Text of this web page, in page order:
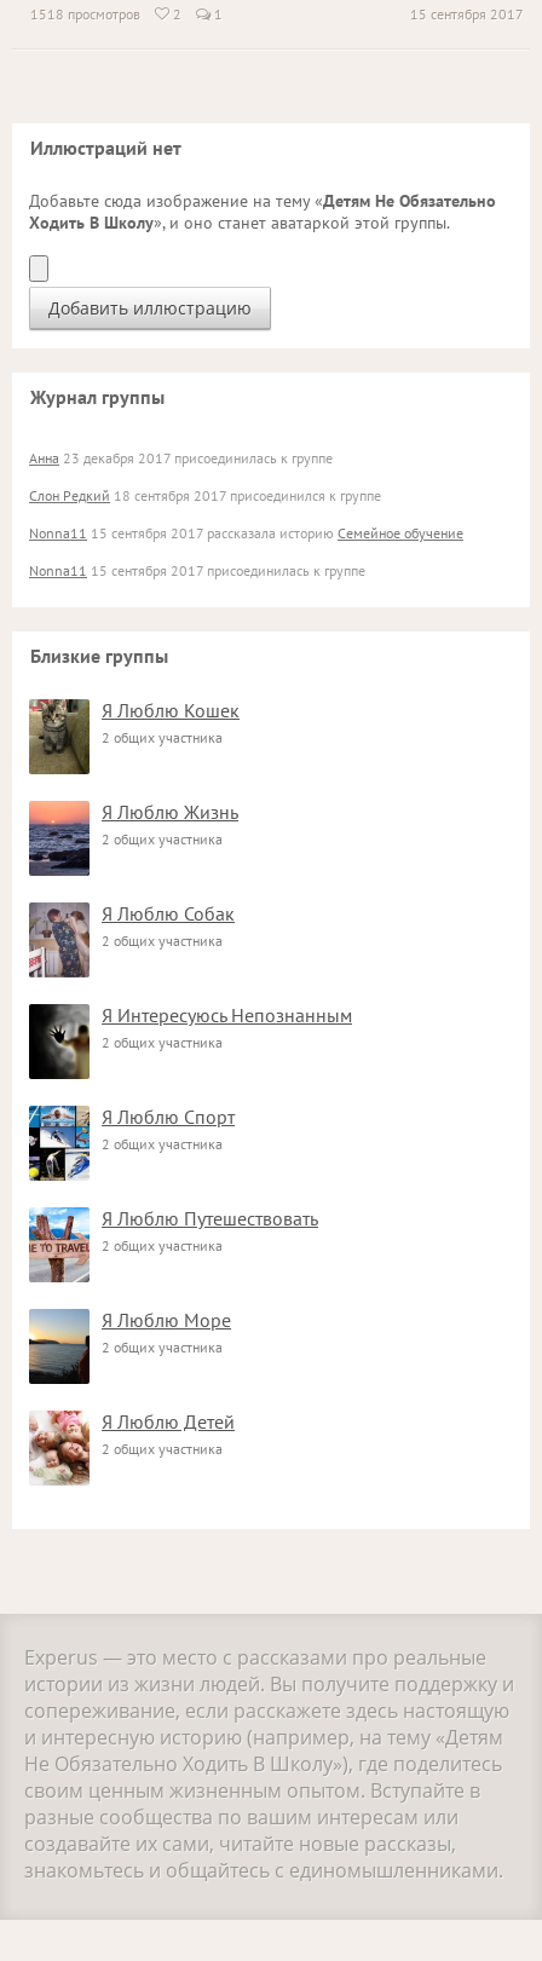
15 сентября 2017
1518 просмотров  2 1
Иллюстраций нет
Добавьте сюда изображение на тему «Детям Не Обязательно
Ходить В Школу», и оно станет аватаркой этой группы.
Журнал группы
Анна 23 декабря 2017 присоединилась к группе
Слон Редкий 18 сентября 2017 присоединился к группе
Nonna11 15 сентября 2017 рассказала историю Семейное обучение
Nonna11 15 сентября 2017 присоединилась к группе
Близкие группы
Я Люблю Кошек
2 общих участника
Я Люблю Жизнь
2 общих участника
Я Люблю Собак
2 общих участника
Я Интересуюсь Непознанным
2 общих участника
Я Люблю Спорт
2 общих участника
Я Люблю Путешествовать
2 общих участника
Я Люблю Море
2 общих участника
Я Люблю Детей
2 общих участника
Experus — это место с рассказами про реальные
истории из жизни людей. Вы получите поддержку и
сопереживание, если расскажете здесь настоящую
и интересную историю (например, на тему «Детям
Не Обязательно Ходить В Школу»), где поделитесь
своим ценным жизненным опытом. Вступайте в
разные сообщества по вашим интересам или
создавайте их сами, читайте новые рассказы,
знакомьтесь и общайтесь с единомышленниками.